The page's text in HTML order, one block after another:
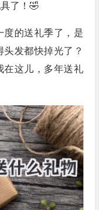
了！🤣
度的送礼季了，是
发都快掉光了？
在这儿，多年送礼